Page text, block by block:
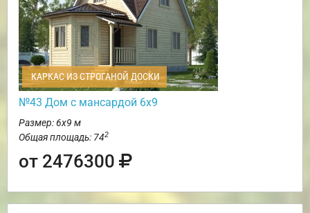
КАРКАС ИЗ СТРОГАНОЙ ДОСКИ
№43 Дом с мансардой 6х9
Размер: 6х9 м
Общая площадь: 742
от 2476300